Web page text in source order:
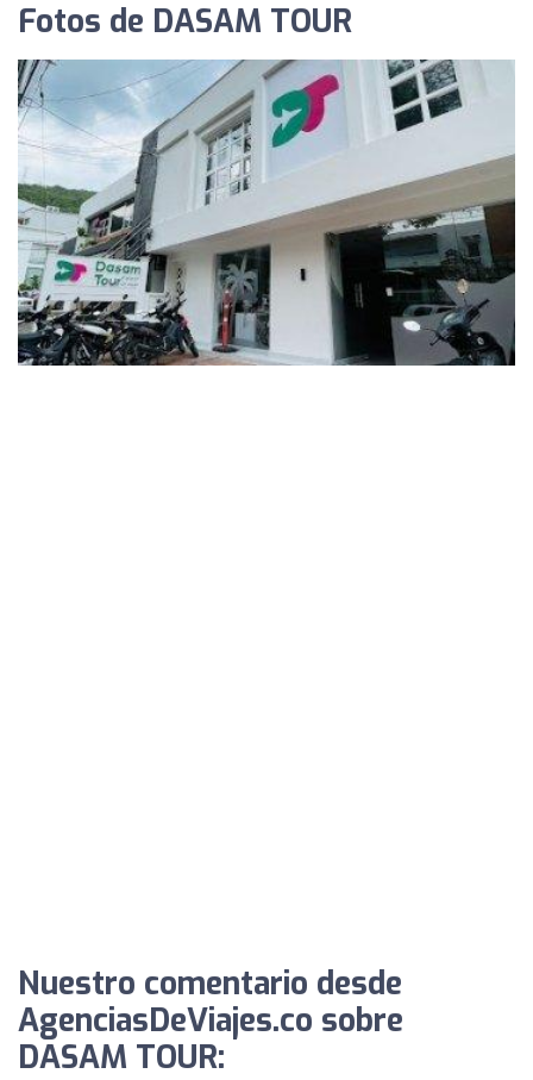
Fotos de DASAM TOUR
Nuestro comentario desde
AgenciasDeViajes.co sobre
DASAM TOUR: